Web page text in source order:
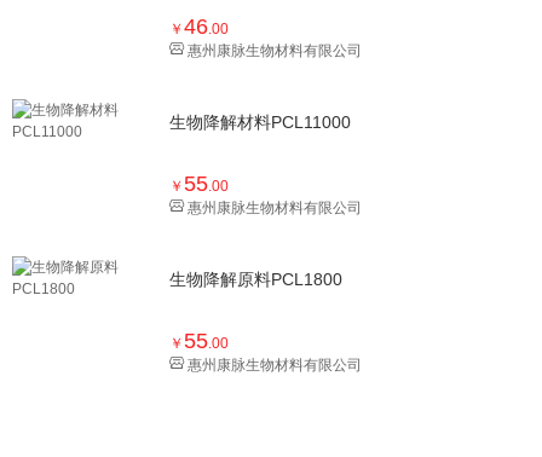
￥ 46.00
惠州康脉生物材料有限公司
生物降解材料PCL11000
￥ 55.00
惠州康脉生物材料有限公司
生物降解原料PCL1800
￥ 55.00
惠州康脉生物材料有限公司